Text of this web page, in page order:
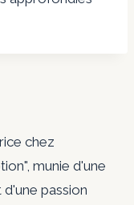
chez
munie d'une
passion